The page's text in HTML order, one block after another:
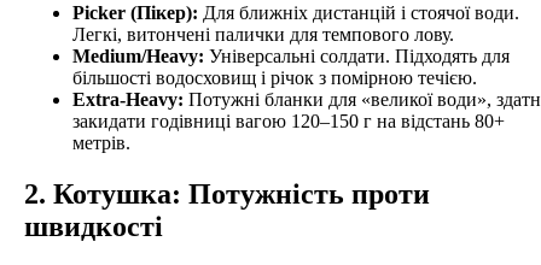
Picker (Пікер): Для ближніх дистанцій і стоячої води.
Легкі, витончені палички для темпового лову.
Medium/Heavy: Універсальні солдати. Підходять для
більшості водосховищ і річок з помірною течією.
Extra-Heavy: Потужні бланки для «великої води»,
закидати годівниці вагою 120–150 г на відстань 80+
метрів.
2. Котушка: Потужність проти
швидкості